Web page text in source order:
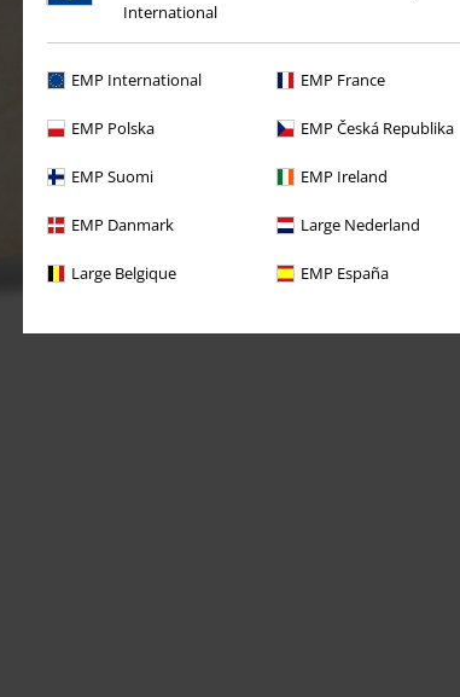
International
EMP International EMP France
EMP Polska EMP Česká Republika
EMP Suomi EMP Ireland
EMP Danmark Large Nederland
Large Belgique EMP España